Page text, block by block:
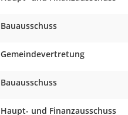
Bauausschuss
Gemeindevertretung
Bauausschuss
Haupt- und Finanzausschuss